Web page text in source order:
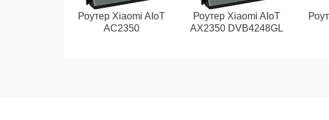
Роутер Xiaomi AIoT
AC2350
Роутер Xiaomi AIoT
AX2350 DVB4248GL